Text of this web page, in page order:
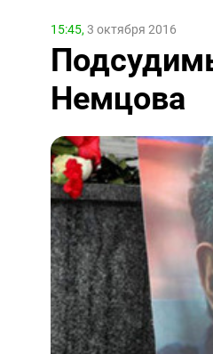
15:45, 3 октября 2016
Немцова